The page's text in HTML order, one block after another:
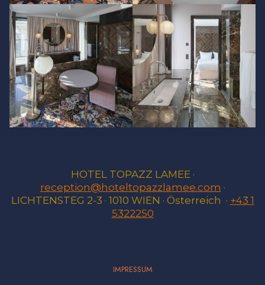
HOTEL TOPAZZ LAMEE ·
reception@hoteltopazzlamee.com ·
LICHTENSTEG 2-3 · 1010 WIEN · Österreich · +43 1
5322250
IMPRESSUM